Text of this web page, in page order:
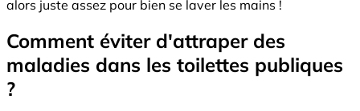
alors juste assez pour bien se laver les mains !
Comment éviter d'attraper des
maladies dans les toilettes publiques
?